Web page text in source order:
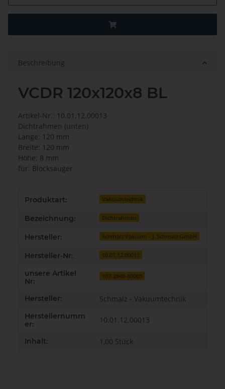
Beschreibung
VCDR 120x120x8 BL
Artikel-Nr.: 10.01.12.00013
Dichtrahmen (unten)
Länge: 120 mm
Breite: 120 mm
Höhe: 8 mm
für: Blocksauger
Produkteigenschaft
Wert
Produktart: Vakuumtechnik
Bezeichnung: Dichtrahmen
Hersteller: Schmalz Vakuum - J. Schmalz GmbH
Hersteller-Nr: 10.01.12.00013
unsere Artikel
Nr:
107-2840-00003
Hersteller: Schmalz - Vakuumtechnik
Herstellernumm
er:
10.01.12.00013
Inhalt: 1,00 Stück